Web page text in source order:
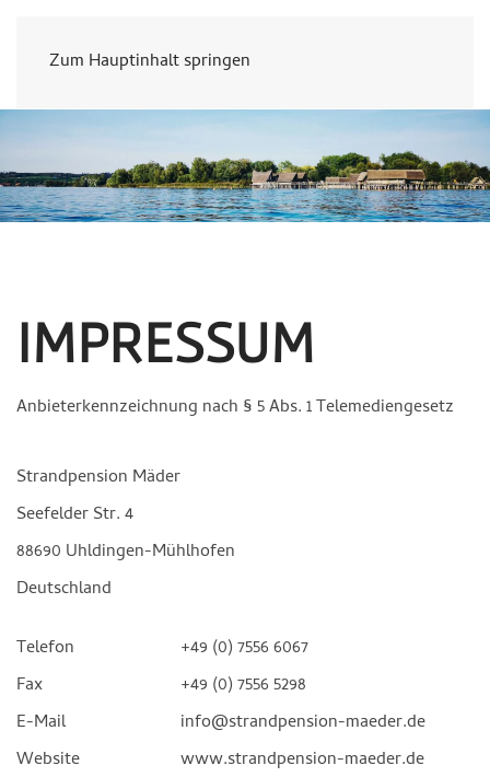
Zum Hauptinhalt springen
IMPRESSUM
Anbieterkennzeichnung nach § 5 Abs. 1 Telemediengesetz
Strandpension Mäder
Seefelder Str. 4
88690 Uhldingen-Mühlhofen
Deutschland
Telefon
+49 (0) 7556 6067
Fax
+49 (0) 7556 5298
E-Mail
info@strandpension-maeder.de
Website
www.strandpension-maeder.de